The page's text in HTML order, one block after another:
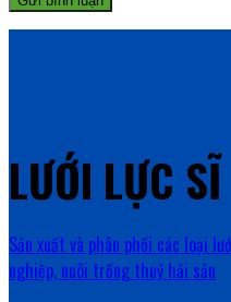
LƯỚI LỰC SĨ
Sản xuất và phân phối các loại
nghiệp, nuôi trồng thuỷ hải sản